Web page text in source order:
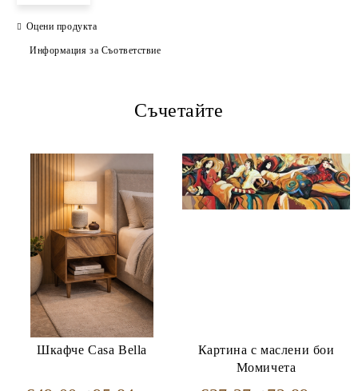
Оцени продукта
Информация за Съответствие
Съчетайте
Шкафче Casa Bella
Картина с маслени бои
Момичета